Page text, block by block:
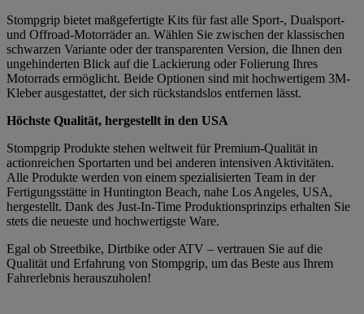
Stompgrip bietet maßgefertigte Kits für fast alle Sport-, Dualsport-
und Offroad-Motorräder an. Wählen Sie zwischen der klassischen
schwarzen Variante oder der transparenten Version, die Ihnen den
ungehinderten Blick auf die Lackierung oder Folierung Ihres
Motorrads ermöglicht. Beide Optionen sind mit hochwertigem 3M-
Kleber ausgestattet, der sich rückstandslos entfernen lässt.
Höchste Qualität, hergestellt in den USA
Stompgrip Produkte stehen weltweit für Premium-Qualität in
actionreichen Sportarten und bei anderen intensiven Aktivitäten.
Alle Produkte werden von einem spezialisierten Team in der
Fertigungsstätte in Huntington Beach, nahe Los Angeles, USA,
hergestellt. Dank des Just-In-Time Produktionsprinzips erhalten Sie
stets die neueste und hochwertigste Ware.
Egal ob Streetbike, Dirtbike oder ATV – vertrauen Sie auf die
Qualität und Erfahrung von Stompgrip, um das Beste aus Ihrem
Fahrerlebnis herauszuholen!